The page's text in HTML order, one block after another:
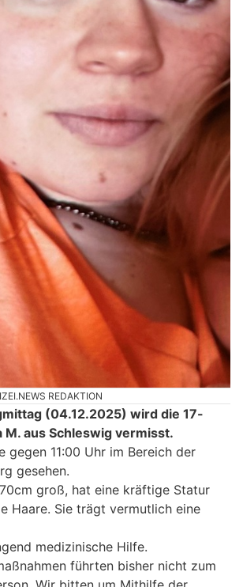
REDAKTION
(04.12.2025) wird die 17-
M. aus Schleswig vermisst.
gegen 11:00 Uhr im Bereich der
gesehen.
groß, hat eine kräftige Statur
Haare. Sie trägt vermutlich eine
medizinische Hilfe.
führten bisher nicht zum